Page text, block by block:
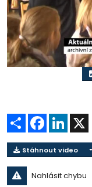
Sdílet Facebook
LinkedIn
Stáhnout video
Nahlásit chybu